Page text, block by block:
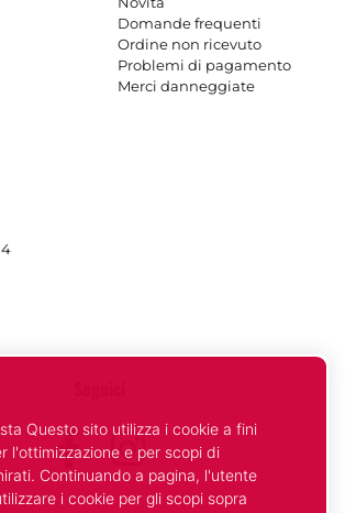
Domande frequenti
Ordine non ricevuto
Problemi di pagamento
Merci danneggiate
Facebook
Instagram
Questo sito utilizza i cookie a fini
l'ottimizzazione e per scopi di
Continuando a pagina, l'utente
i cookie per gli scopi sopra